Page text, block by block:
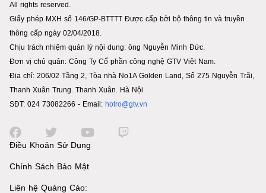
All rights reserved.
Giấy phép MXH số 146/GP-BTTTT Được cấp bởi bộ thông tin và truyền
thông cấp ngày 02/04/2018.
Chịu trách nhiệm quản lý nội dung: ông Nguyễn Minh Đức.
Đơn vị chủ quản: Công Ty Cổ phần công nghệ GTV Việt Nam.
Địa chỉ: 206/02 Tầng 2, Tòa nhà No1A Golden Land, Số 275 Nguyễn Trãi,
Thanh Xuân Trung. Thanh Xuân. Hà Nội
SĐT: 024 73082266 - Email: hotro@gtv.vn
Điều Khoản Sử Dụng
Chính Sách Bảo Mật
Liên hệ Quảng Cáo: